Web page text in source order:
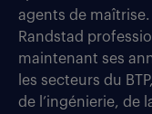
agents de
Randstad
maintenant ses
les secteurs du
de l’ingénierie, de